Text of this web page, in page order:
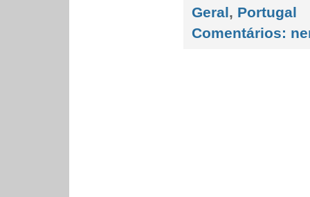
Geral, Portugal
Comentários: